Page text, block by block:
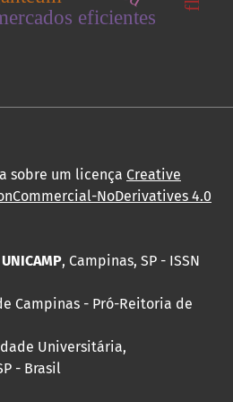
eficientes
sobre um licença Creative
NoDerivatives 4.0
, Campinas, SP - ISSN
Campinas - Pró-Reitoria de
Universitária,
- Brasil